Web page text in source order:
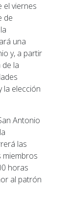
el viernes
de
una
y, a partir
la
la elección
Antonio
las
miembros
horas
al patrón